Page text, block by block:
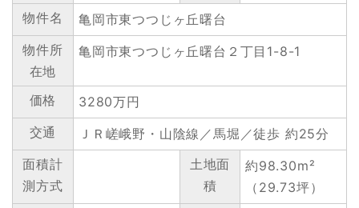
物件名
亀岡市東つつじヶ丘曙台
物件所
在地
亀岡市東つつじヶ丘曙台２丁目1-8-1
価格
3280万円
交通
ＪＲ嵯峨野・山陰線／馬堀／徒歩 約25分
面積計
測方式
土地面
積
約98.30m²
（29.73坪）